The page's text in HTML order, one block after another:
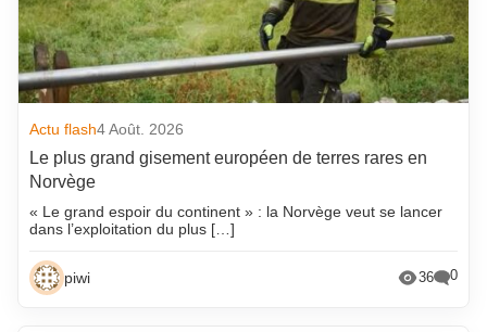
Actu flash4 Août. 2026
Le plus grand gisement européen de terres rares en
Norvège
« Le grand espoir du continent » : la Norvège veut se lancer
dans l’exploitation du plus […]
piwi 36 0